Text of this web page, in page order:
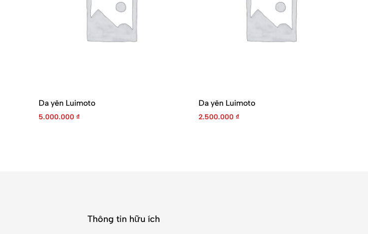
Da yên Luimoto
5.000.000 ₫
Da yên Luimoto
2.500.000 ₫
Thông tin hữu ích